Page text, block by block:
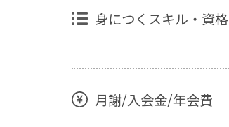
身につくスキル・資格
月謝/入会金/年会費